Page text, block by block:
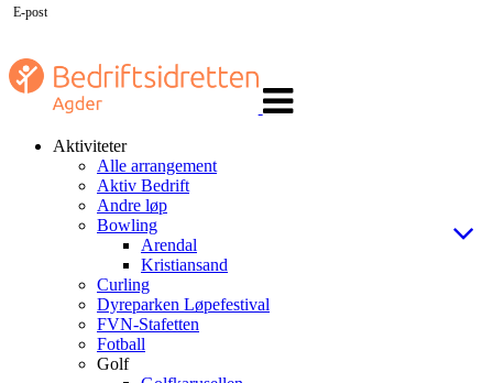
navigasjon
Aktiviteter
Alle arrangement
Aktiv Bedrift
Andre løp
Bowling
Arendal
Kristiansand
Curling
Dyreparken Løpefestival
FVN-Stafetten
Fotball
Golf
E-post